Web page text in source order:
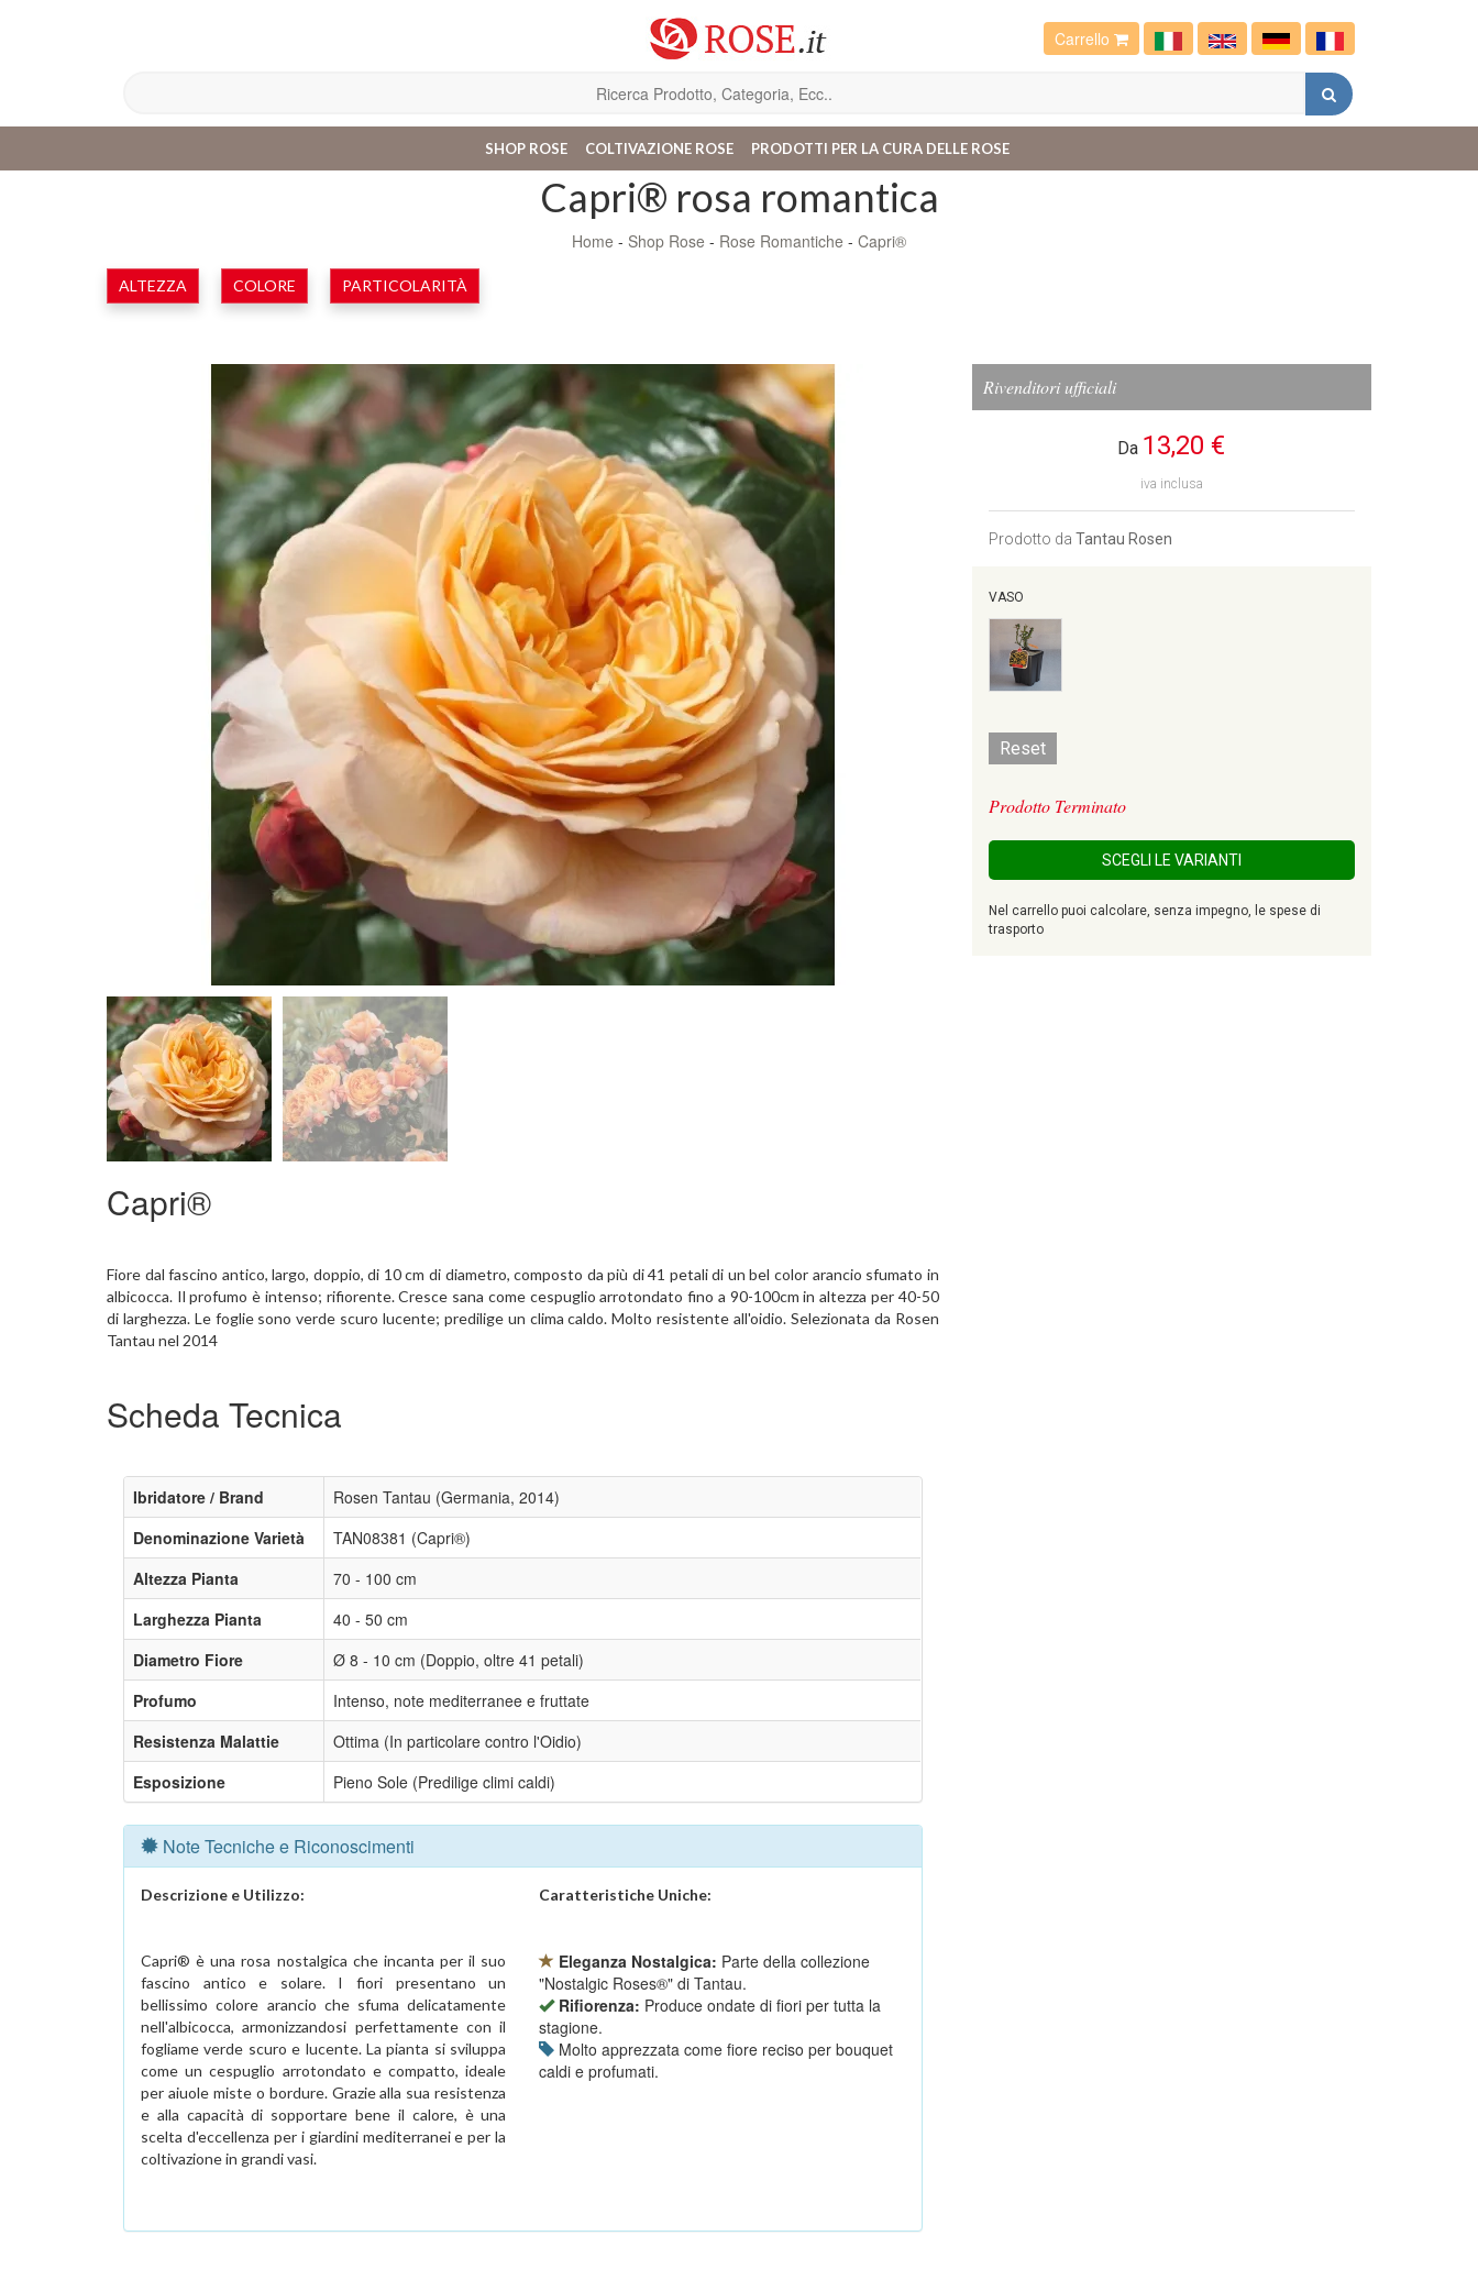
Carrello
SHOP ROSE COLTIVAZIONE ROSE PRODOTTI PER LA CURA DELLE ROSE
Capri® rosa romantica
Home - Shop Rose - Rose Romantiche - Capri®
ALTEZZA COLORE PARTICOLARITÀ
Capri®
Fiore dal fascino antico, largo, doppio, di 10 cm di diametro, composto da più di 41 petali di un bel color arancio sfumato in
albicocca. Il profumo è intenso; rifiorente. Cresce sana come cespuglio arrotondato fino a 90-100cm in altezza per 40-50
di larghezza. Le foglie sono verde scuro lucente; predilige un clima caldo. Molto resistente all'oidio. Selezionata da Rosen
Tantau nel 2014
Scheda Tecnica
Ibridatore / Brand
Rosen Tantau (Germania, 2014)
Denominazione Varietà
TAN08381 (Capri®)
Altezza Pianta
70 - 100 cm
Larghezza Pianta
40 - 50 cm
Diametro Fiore
Ø 8 - 10 cm (Doppio, oltre 41 petali)
Profumo
Intenso, note mediterranee e fruttate
Resistenza Malattie
Ottima (In particolare contro l'Oidio)
Esposizione
Pieno Sole (Predilige climi caldi)
Note Tecniche e Riconoscimenti
Descrizione e Utilizzo:
Capri® è una rosa nostalgica che incanta per il suo
fascino antico e solare. I fiori presentano un
bellissimo colore arancio che sfuma delicatamente
nell'albicocca, armonizzandosi perfettamente con il
fogliame verde scuro e lucente. La pianta si sviluppa
come un cespuglio arrotondato e compatto, ideale
per aiuole miste o bordure. Grazie alla sua resistenza
e alla capacità di sopportare bene il calore, è una
scelta d'eccellenza per i giardini mediterranei e per la
coltivazione in grandi vasi.
Caratteristiche Uniche:
Eleganza Nostalgica: Parte della collezione
"Nostalgic Roses®" di Tantau.
Rifiorenza: Produce ondate di fiori per tutta la
stagione.
Molto apprezzata come fiore reciso per bouquet
caldi e profumati.
Rivenditori ufficiali
Da 13,20 €
iva inclusa
Prodotto da Tantau Rosen
VASO
Reset
Prodotto Terminato
SCEGLI LE VARIANTI
Nel carrello puoi calcolare, senza impegno, le spese di
trasporto